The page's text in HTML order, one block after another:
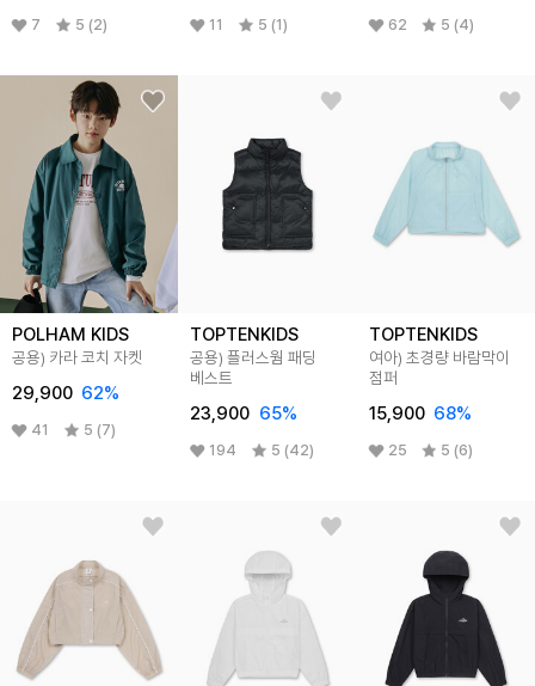
7 5 (2) 11 5 (1) 62 5 (4)
POLHAM KIDS
공용) 카라 코치 자켓
29,900 62%
41 5 (7)
TOPTENKIDS
공용) 플러스웜 패딩
베스트
23,900 65%
194 5 (42)
TOPTENKIDS
여아) 초경량 바람막이
점퍼
15,900 68%
25 5 (6)